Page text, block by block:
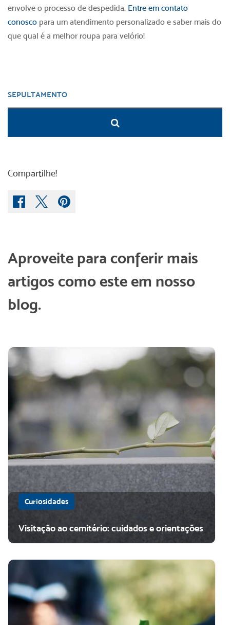
envolve o processo de despedida. Entre em contato
conosco para um atendimento personalizado e saber mais do
que qual é a melhor roupa para velório!
Compartilhe!
Aproveite para conferir mais
artigos como este em nosso
blog.
Curiosidades
Visitação ao cemitério: cuidados e orientações